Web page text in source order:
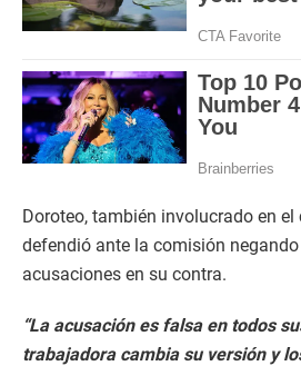
Doroteo, también involucrado en el
defendió ante la comisión
acusaciones en su contra.
“La acusación es falsa en todos
trabajadora cambia su versión y